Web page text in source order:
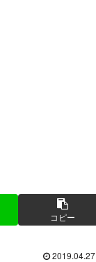
コピー
2019.04.27